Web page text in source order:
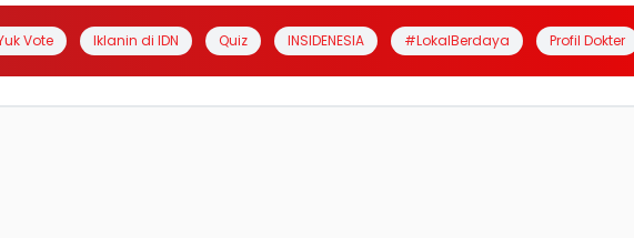
Vote Iklanin di IDN Quiz INSIDENESIA #LokalBerdaya Profil Dokter